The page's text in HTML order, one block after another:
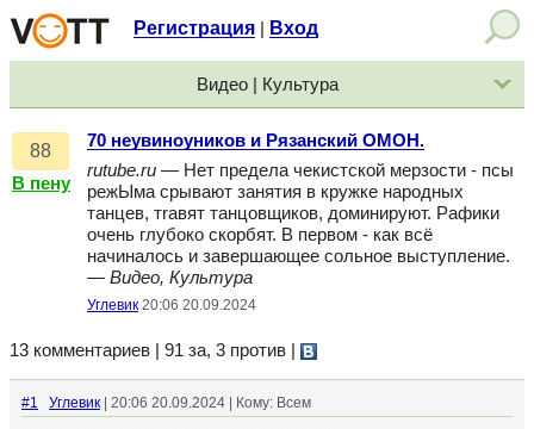
Регистрация Вход
Видео | Культура
88
В пену
70 неувиноуников и Рязанский ОМОН.
rutube.ru — Нет предела чекистской мерзости - псы
режЫма срывают занятия в кружке народных
танцев, тrавят танцовщиков, доминируют. Рафики
очень глубоко скорбят. В первом - как всё
начиналось и завершающее сольное выступление.
— Видео, Культура
Углевик 20:06 20.09.2024
13 комментариев | 91 за, 3 против
#1 Углевик | 20:06 20.09.2024 | Кому: Всем